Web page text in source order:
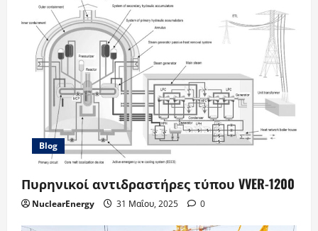
Blog
Πυρηνικοί αντιδραστήρες τύπου VVER-1200
NuclearEnergy 31 Μαΐου, 2025 0